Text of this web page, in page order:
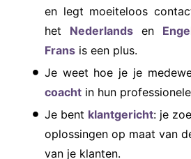
en legt moeiteloos
het Nederlandsen
Frans is een plus.
Je weet hoe je je
coacht in hun
Je bent klantgericht: je
oplossingen op maat van
van je klanten.